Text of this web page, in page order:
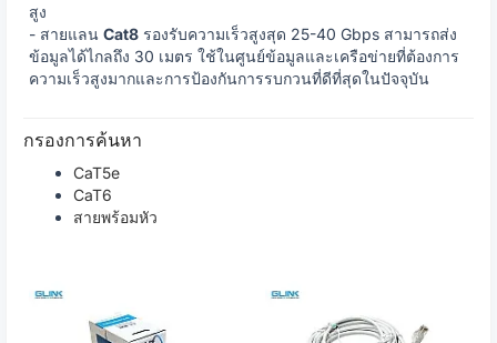
สูง
- สายแลน Cat8 รองรับความเร็วสูงสุด 25-40 Gbps สามารถส่ง
ข้อมูลได้ไกลถึง 30 เมตร ใช้ในศูนย์ข้อมูลและเครือข่ายที่ต้องการ
ความเร็วสูงมากและการป้องกันการรบกวนที่ดีที่สุดในปัจจุบัน
กรองการค้นหา
CaT5e
CaT6
สายพร้อมหัว